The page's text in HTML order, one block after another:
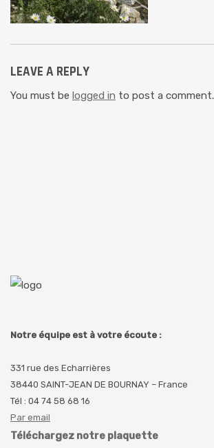
LEAVE A REPLY
You must be logged in to post a comment.
Notre équipe est à votre écoute :
331 rue des Echarrières
38440 SAINT-JEAN DE BOURNAY – France
Tél : 04 74 58 68 16
Par email
Téléchargez notre plaquette